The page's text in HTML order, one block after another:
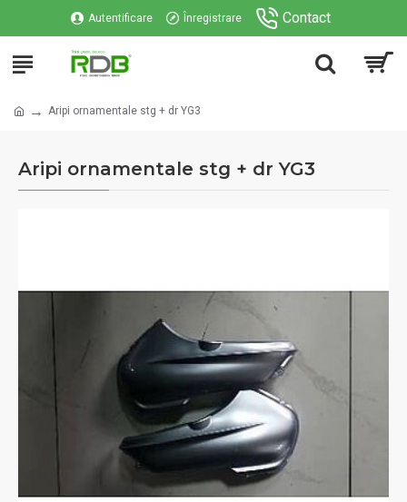
Autentificare Înregistrare Contact
Aripi ornamentale stg + dr YG3
Aripi ornamentale stg + dr YG3